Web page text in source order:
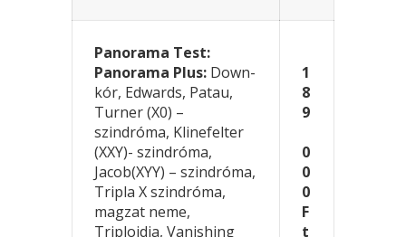
Panorama Test:
Panorama Plus: Down-
kór, Edwards, Patau,
Turner (X0) –
szindróma, Klinefelter
(XXY)- szindróma,
Jacob(XYY) – szindróma,
Tripla X szindróma,
magzat neme,
Triploidia, Vanishing
1
8
9
0
0
0
F
t